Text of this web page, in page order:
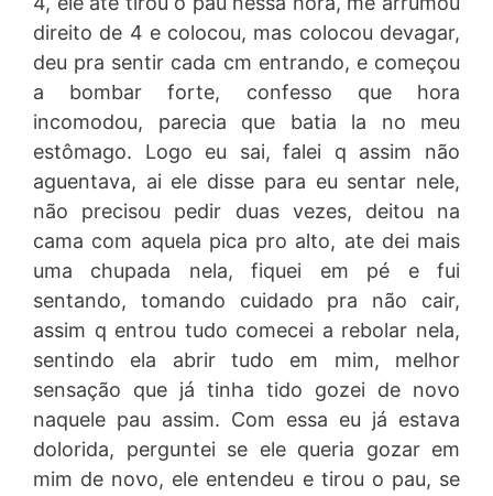
direito de 4 e colocou, mas colocou devagar,
deu pra sentir cada cm entrando, e começou
a bombar forte, confesso que hora
incomodou, parecia que batia la no meu
estômago. Logo eu sai, falei q assim não
aguentava, ai ele disse para eu sentar nele,
não precisou pedir duas vezes, deitou na
cama com aquela pica pro alto, ate dei mais
uma chupada nela, fiquei em pé e fui
sentando, tomando cuidado pra não cair,
assim q entrou tudo comecei a rebolar nela,
sentindo ela abrir tudo em mim, melhor
sensação que já tinha tido gozei de novo
naquele pau assim. Com essa eu já estava
dolorida, perguntei se ele queria gozar em
mim de novo, ele entendeu e tirou o pau, se